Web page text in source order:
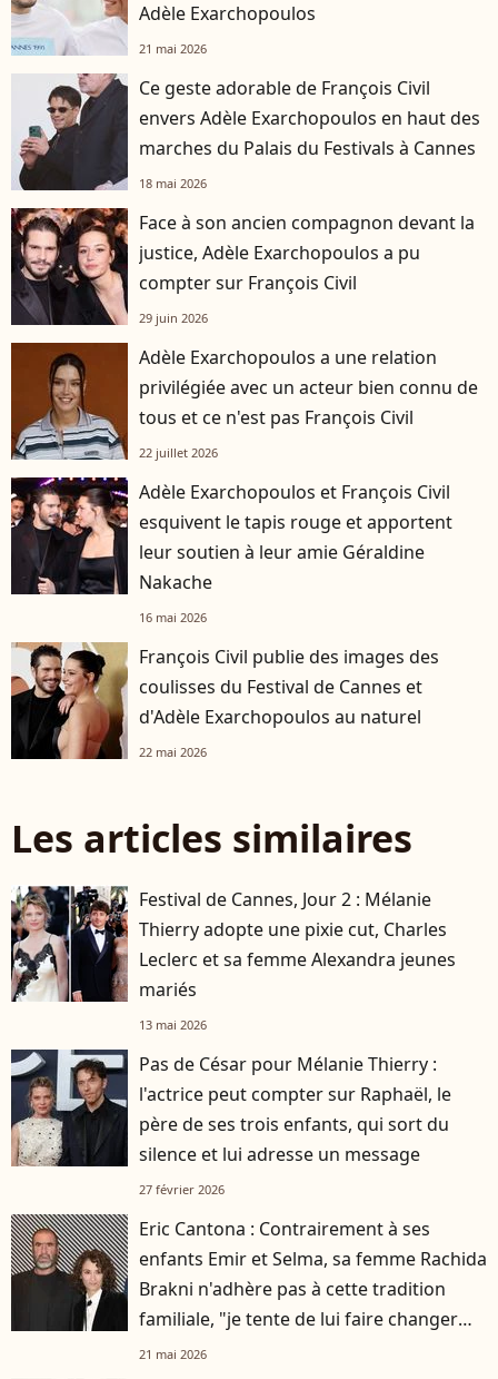
Adèle Exarchopoulos
21 mai 2026
Ce geste adorable de François Civil
envers Adèle Exarchopoulos en haut des
marches du Palais du Festivals à Cannes
18 mai 2026
Face à son ancien compagnon devant la
justice, Adèle Exarchopoulos a pu
compter sur François Civil
29 juin 2026
Adèle Exarchopoulos a une relation
privilégiée avec un acteur bien connu de
tous et ce n'est pas François Civil
22 juillet 2026
Adèle Exarchopoulos et François Civil
esquivent le tapis rouge et apportent
leur soutien à leur amie Géraldine
Nakache
16 mai 2026
François Civil publie des images des
coulisses du Festival de Cannes et
d'Adèle Exarchopoulos au naturel
22 mai 2026
Les articles similaires
Festival de Cannes, Jour 2 : Mélanie
Thierry adopte une pixie cut, Charles
Leclerc et sa femme Alexandra jeunes
mariés
13 mai 2026
Pas de César pour Mélanie Thierry :
l'actrice peut compter sur Raphaël, le
père de ses trois enfants, qui sort du
silence et lui adresse un message
27 février 2026
Eric Cantona : Contrairement à ses
enfants Emir et Selma, sa femme Rachida
Brakni n'adhère pas à cette tradition
familiale, "je tente de lui faire changer
d'avis"
21 mai 2026